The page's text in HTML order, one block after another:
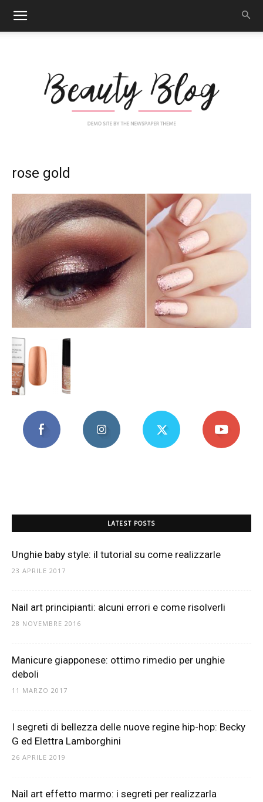
Art
Mania
rose gold
LATEST POSTS
Unghie baby style: il tutorial su come realizzarle
23 APRILE 2017
Nail art principianti: alcuni errori e come risolverli
28 NOVEMBRE 2016
Manicure giapponese: ottimo rimedio per unghie
deboli
11 MARZO 2017
I segreti di bellezza delle nuove regine hip-hop: Becky
G ed Elettra Lamborghini
26 APRILE 2019
Nail art effetto marmo: i segreti per realizzarla